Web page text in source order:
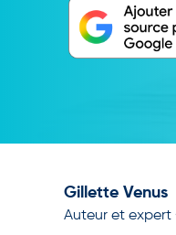
Gillette Venus
Auteur et expert